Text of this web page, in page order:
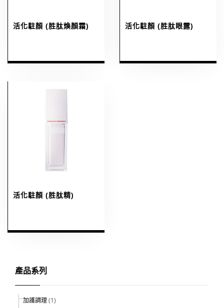
活化駐顏 (胜肽煥顏霜) 活化駐顏 (胜肽眼露)
活化駐顏 (胜肽精)
產品系列
加護調理(1)